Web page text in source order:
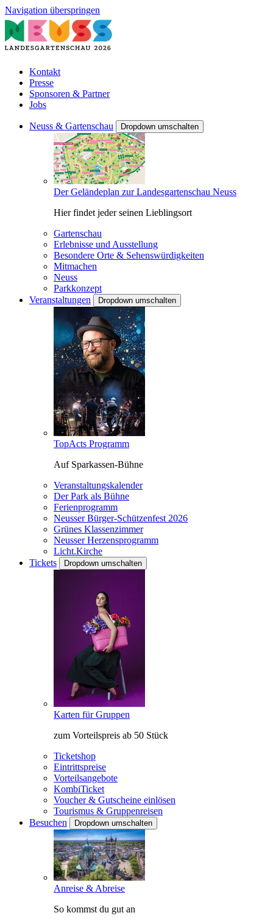
Navigation überspringen
Kontakt
Presse
Sponsoren & Partner
Jobs
Neuss & Gartenschau Dropdown umschalten
Der Geländeplan zur Landesgartenschau Neuss
Hier findet jeder seinen Lieblingsort
Gartenschau
Erlebnisse und Ausstellung
Besondere Orte & Sehenswürdigkeiten
Mitmachen
Neuss
Parkkonzept
Veranstaltungen
Dropdown umschalten
TopActs Programm
Auf Sparkassen-Bühne
Veranstaltungskalender
Der Park als Bühne
Ferienprogramm
Neusser Bürger-Schützenfest 2026
Grünes Klassenzimmer
Neusser Herzensprogramm
Licht.Kirche
Tickets
Dropdown umschalten
Karten für Gruppen
zum Vorteilspreis ab 50 Stück
Ticketshop
Eintrittspreise
Vorteilsangebote
KombiTicket
Voucher & Gutscheine einlösen
Tourismus & Gruppenreisen
Besuchen
Dropdown umschalten
Anreise & Abreise
So kommst du gut an